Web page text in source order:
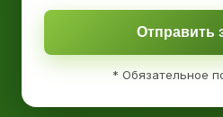
Отправить
* Обязательное